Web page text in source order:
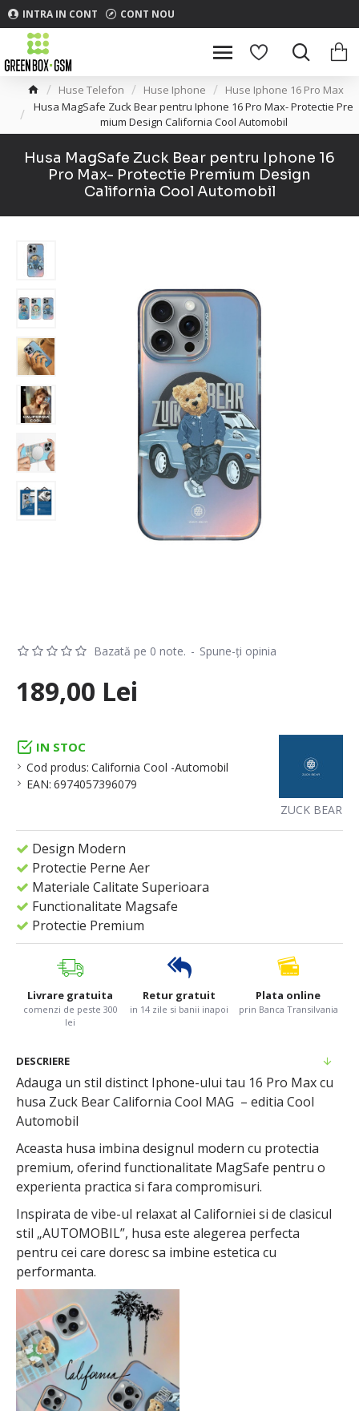
INTRA IN CONT CONT NOU
Huse Telefon Huse Iphone
Huse Iphone 16 Pro Max
Husa MagSafe Zuck Bear pentru Iphone 16 Pro Max- Protectie Pre
mium Design California Cool Automobil
Husa MagSafe Zuck Bear pentru Iphone 16
Pro Max- Protectie Premium Design
California Cool Automobil
IN STOC
Cod produs: California Cool -Automobil
EAN: 6974057396079
ZUCK BEAR
Design Modern
Protectie Perne Aer
Materiale Calitate Superioara
Functionalitate Magsafe
Protectie Premium
Bazată pe 0 note. - Spune-ţi opinia
189,00 Lei
Livrare gratuita
comenzi de peste 300
lei
Retur gratuit
in 14 zile si banii inapoi
Plata online
prin Banca Transilvania
DESCRIERE
Adauga un stil distinct Iphone-ului tau 16 Pro Max cu
husa Zuck Bear California Cool MAG – editia Cool
Automobil
Aceasta husa imbina designul modern cu protectia
premium, oferind functionalitate MagSafe pentru o
experienta practica si fara compromisuri.
Inspirata de vibe-ul relaxat al Californiei si de clasicul
stil „AUTOMOBIL”, husa este alegerea perfecta
pentru cei care doresc sa imbine estetica cu
performanta.